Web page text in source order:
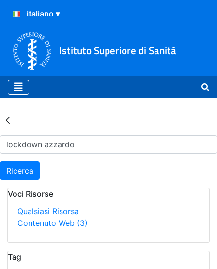
Istituto Superiore di Sanità
Risultati della Ricerca -
Ricerca
Voci Risorse
Qualsiasi Risorsa
Contenuto Web (3)
Tag